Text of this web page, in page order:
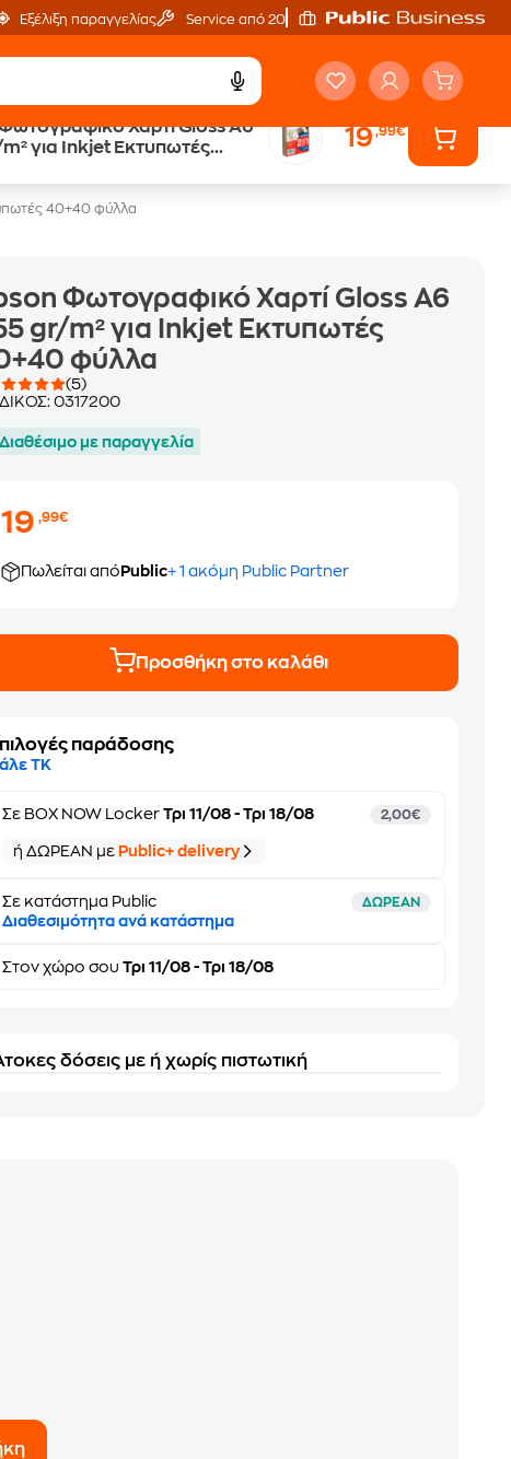
Εξέλιξη παραγγελίας Service από 20'
Χαρτί Gloss A6
για Inkjet Εκτυπωτές
19,99€
€ Άτοκες Δόσεις
40+40 φύλλα
Φωτογραφικό Χαρτί Gloss A6
gr/m² για Inkjet Εκτυπωτές
φύλλα
(5)
0317200
Διαθέσιμο με παραγγελία
19,99€
Πωλείται από Public+ 1 ακόμη Public Partner
Προσθήκη στο καλάθι
παράδοσης
ΤΚ
Σε BOX NOW Locker Τρι 11/08 - Τρι 18/08 2,00€
ή ΔΩΡΕΑΝ με Public+ delivery
Σε κατάστημα Public ΔΩΡΕΑΝ
Διαθεσιμότητα ανά κατάστημα
Στονχώρο σου Τρι 11/08 - Τρι 18/08
δόσεις με ή χωρίς πιστωτική